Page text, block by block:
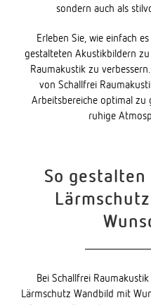
sondern auch als
Erleben Sie, wie einfach
gestalteten Akustikbildern
Raumakustik zu
von Schallfrei
Arbeitsbereiche optimal zu
ruhige
So gestalten
Bei Schallfrei
Lärmschutz Wandbild mit